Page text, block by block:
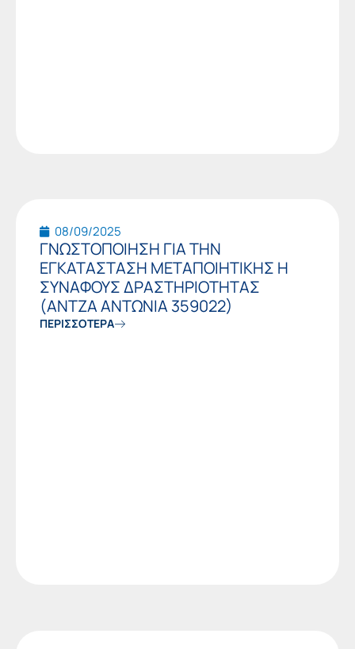
08/09/2025
ΓΝΩΣΤΟΠΟΙΗΣΗ ΓΙΑ ΤΗΝ
ΕΓΚΑΤΑΣΤΑΣΗ ΜΕΤΑΠΟΙΗΤΙΚΗΣ Η
ΣΥΝΑΦΟΥΣ ΔΡΑΣΤΗΡΙΟΤΗΤΑΣ
(ΑΝΤΖΑ ΑΝΤΩΝΙΑ 359022)
ΠΕΡΙΣΣΟΤΕΡΑ